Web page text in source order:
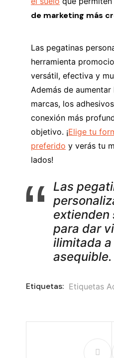
de marketing más
Las pegatinas
herramienta
versátil, efectiva y
Además de
marcas, los
conexión más
objetivo. ¡Elige tu
preferido y verás tu
lados!
Las
extienden
para dar
ilimitada
asequible.
Etiquetas: Etiquetas